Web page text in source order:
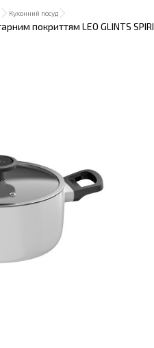
Кухонний посуд
покриттям LEO GLINTS